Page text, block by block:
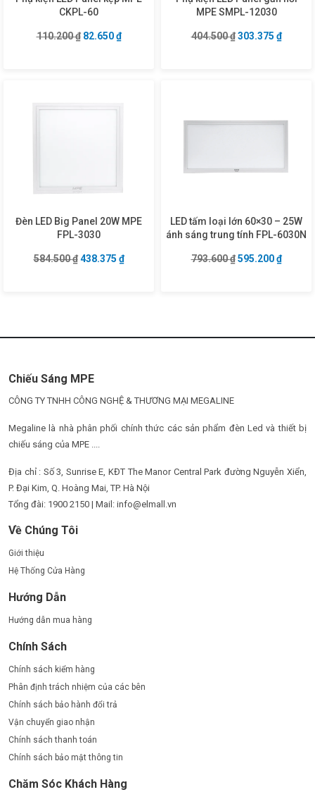
CKPL-60
110.200₫ Giá gốc là: 110.200 ₫.
82.650₫Giá hiện tại là: 82.650 ₫.
MPE SMPL-12030
404.500₫ Giá gốc là:
303.375 ₫Giá
Đèn LED Big Panel 20W MPE
FPL-3030
584.500₫ Giá gốc là: 584.500 ₫.
438.375 ₫Giá hiện tại là: 438.375 ₫.
LED tấm loại lớn 60×30 – 25W
ánh sáng trung tính FPL-6030N
793.600₫ Giá gốc là:
595.200₫Giá
Chiếu Sáng MPE
CÔNG TY TNHH CÔNG NGHỆ & THƯƠNG MẠI MEGALINE
Megaline là nhà phân phối chính thức các sản phẩm đèn Led và thiết bị
chiếu sáng của MPE ....
Địa chỉ : Số 3, Sunrise E, KĐT The Manor Central Park đường Nguyễn Xiển,
P. Đại Kim, Q. Hoàng Mai, TP. Hà Nội
Tổng đài: 1900 2150 | Mail: info@elmall.vn
Về Chúng Tôi
Giới thiệu
Hệ Thống Cửa Hàng
Hướng Dẫn
Hướng dẫn mua hàng
Chính Sách
Chính sách kiểm hàng
Phân định trách nhiệm của các bên
Chính sách bảo hành đổi trả
Vận chuyển giao nhận
Chính sách thanh toán
Chính sách bảo mật thông tin
Chăm Sóc Khách Hàng